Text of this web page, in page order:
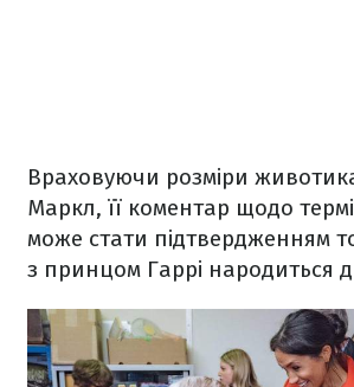
Враховуючи розміри
Маркл, її коментар щодо
може стати підтвердженням
з принцом Гаррі народиться